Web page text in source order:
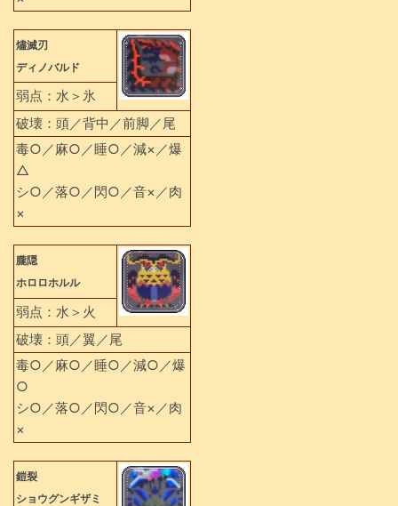
燼滅刃
ディノバルド
弱点：水＞氷
破壊：頭／背中／前脚／尾
毒○／麻○／睡○／減×／爆
△
シ○／落○／閃○／音×／肉
×
朧隠
ホロロホルル
弱点：水＞火
破壊：頭／翼／尾
毒○／麻○／睡○／減○／爆
○
シ○／落○／閃○／音×／肉
×
鎧裂
ショウグンギザミ